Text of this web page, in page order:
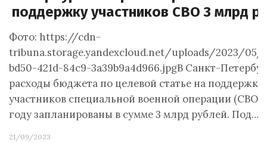
поддержку участников СВО 3 млрд
Фото: https://cdn-
tribuna.storage.yandexcloud.net/uploads/2023/05/
bd50-421d-84c9-3a39b9a4d966.jpgВ Санкт-
расходы бюджета по целевой статье на поддержку
участников специальной военной операции (СВО)
году запланированы в сумме 3 млрд рублей. Под…
21/09/2023